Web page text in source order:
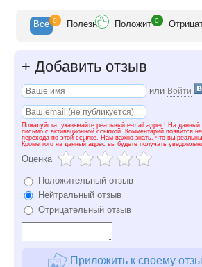
Все 0 Полезн Положит 0
+ Добавить отзыв
или Войти
Пожалуйста, указывайте реальный e-mail адрес! На данный
письмо с активационной ссылкой. Комментарий появится
перехода по этой ссылке. Нам важно знать, что вы
Кроме того на данный адрес вы будете получать
Оценка
Положительный отзыв
Нейтральный отзыв
Отрицательный отзыв
Приложить к своему